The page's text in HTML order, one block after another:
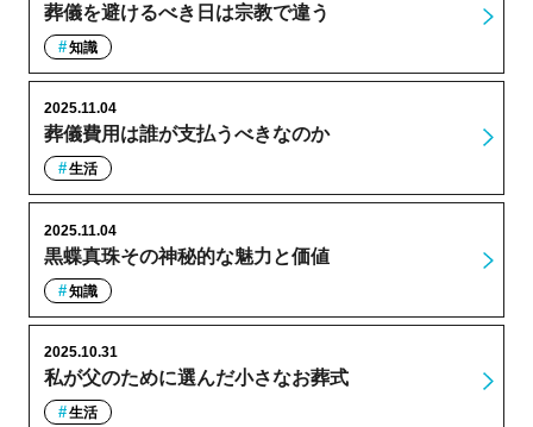
葬儀を避けるべき日は宗教で違う
知識
葬儀費用は誰が支払うべきなのか
2025.11.04
生活
黒蝶真珠その神秘的な魅力と価値
2025.11.04
知識
私が父のために選んだ小さなお葬式
2025.10.31
生活